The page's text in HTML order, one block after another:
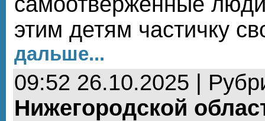
этим детям частичку
дальше...
09:52 26.10.2025 |
Нижегородской